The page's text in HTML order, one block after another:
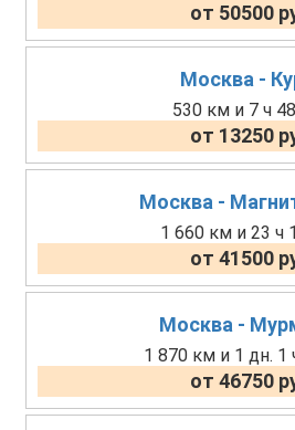
от 50500
Москва -
530 км и 7 ч
от 13250
Москва -
1 660 км и 23 ч
от 41500
Москва -
1 870 км и 1 дн. 1
от 46750